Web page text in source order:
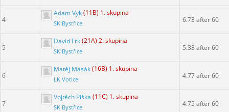
4
Adam Vyk(11B) 1. skupina
SK Bystřice 6.73 after 60
5
David Frk(21A) 2. skupina
SK Bystřice 5.38 after 60
6
Matěj Masák(16B) 1. skupina
LK Votice 4.77 after 60
7
Vojtěch Píška (11C) 1. skupina
SK Bystřice 4.75 after 60